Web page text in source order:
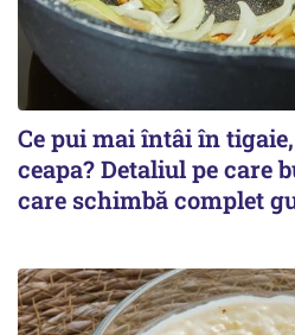
Ce pui mai întâi în
ceapa? Detaliul pe care
care schimbă complet